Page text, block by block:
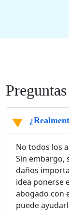
No todos los
Sin embargo,
daños
idea ponerse
abogado con
puede